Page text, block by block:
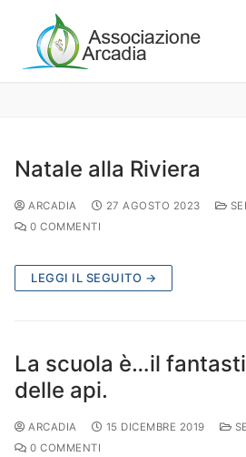
Natale alla Riviera
ARCADIA 27 AGOSTO 2023
0 COMMENTI
LEGGI IL SEGUITO →
La scuola è…il
delle api.
ARCADIA 15 DICEMBRE 2019
0 COMMENTI